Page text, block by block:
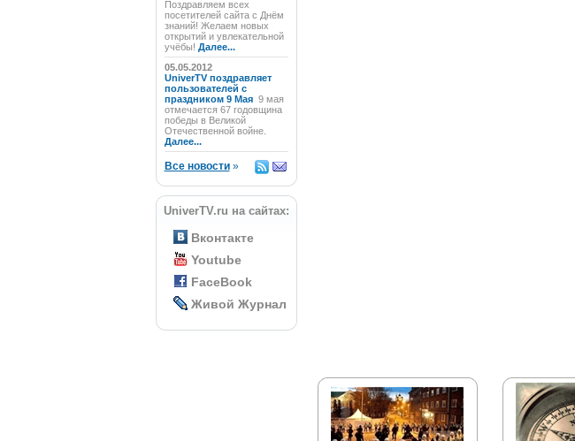
Поздравляем всех
посетителей сайта с Днём
знаний! Желаем новых
открытий и увлекательной
учёбы! Далее...
05.05.2012
UniverTV поздравляет
пользователей с
праздником 9 Мая 9 мая
отмечается 67 годовщина
победы в Великой
Отечественной войне.
Далее...
Все новости»
UniverTV.ru на сайтах:
Вконтакте
Youtube
FaceBook
Живой Журнал